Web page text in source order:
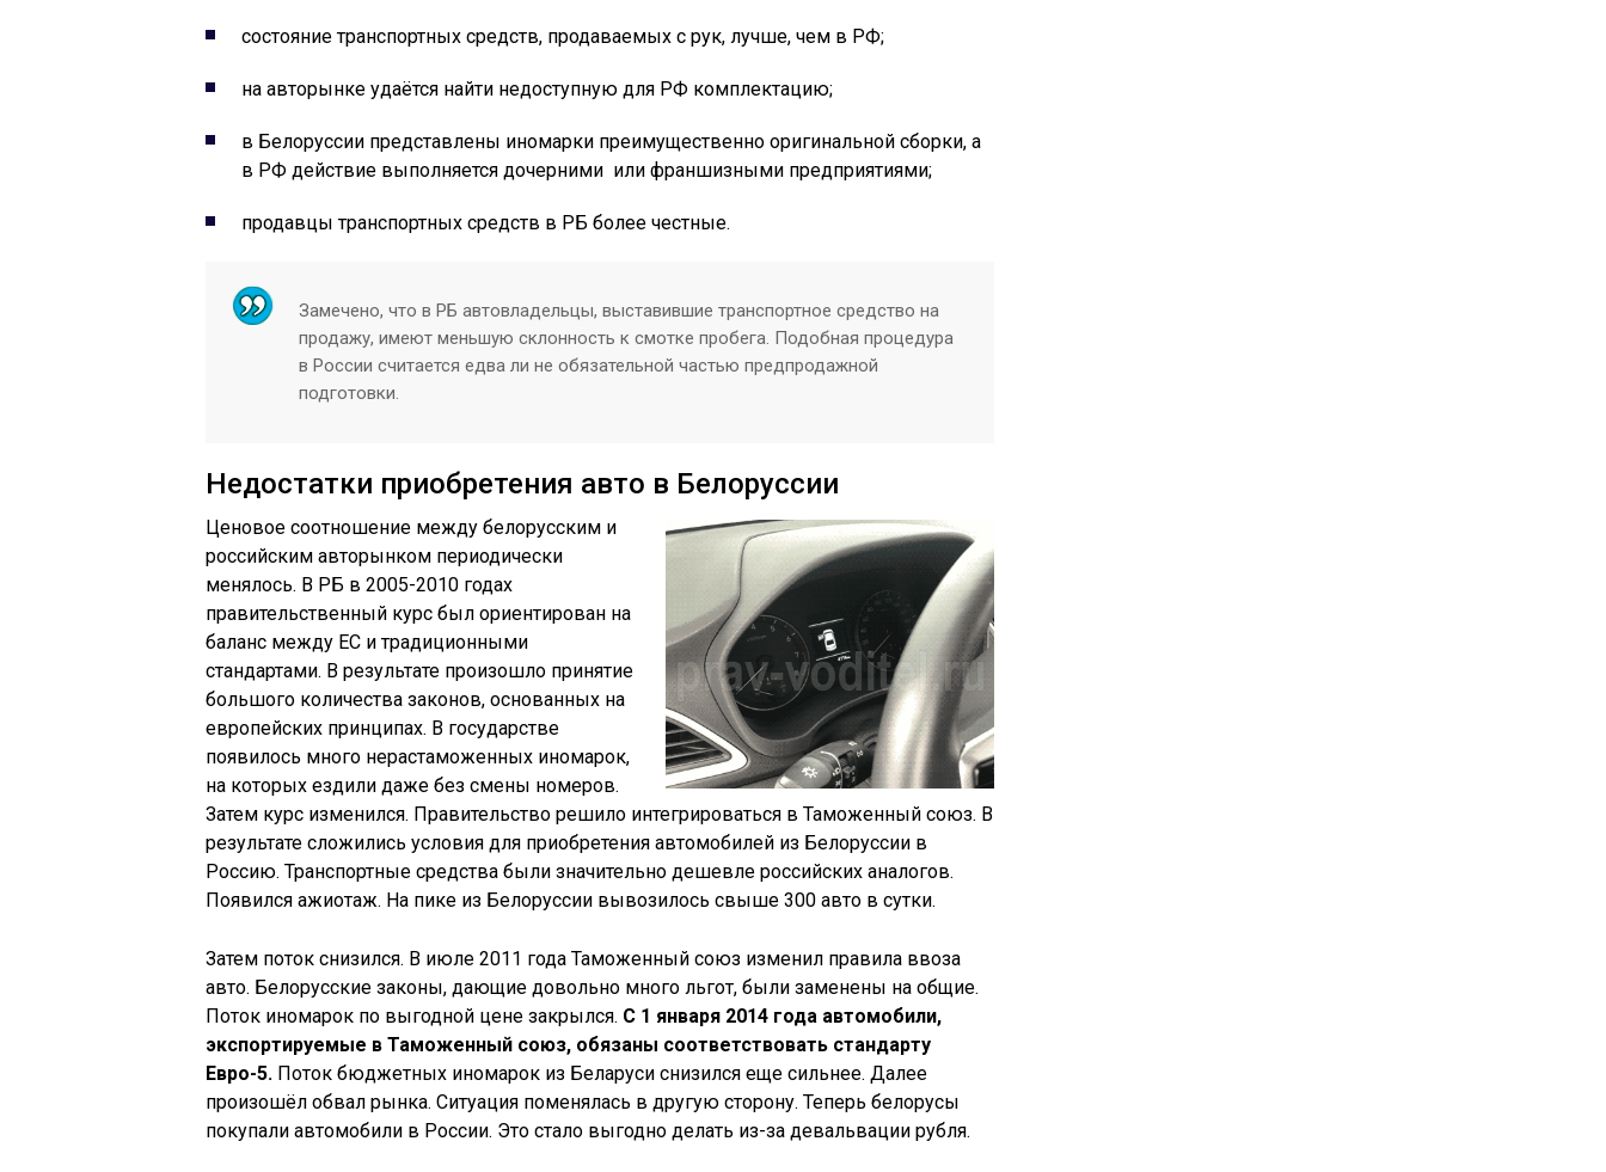
состояние транспортных средств, продаваемых с рук, лучше, чем в РФ;
на авторынке удаётся найти недоступную для РФ комплектацию;
в Белоруссии представлены иномарки преимущественно оригинальной сборки, а
в РФ действие выполняется дочерними или франшизными предприятиями;
продавцы транспортных средств в РБ более честные.
Замечено, что в РБ автовладельцы, выставившие транспортное средство на
продажу, имеют меньшую склонность к смотке пробега. Подобная процедура
в России считается едва ли не обязательной частью предпродажной
подготовки.
Недостатки приобретения авто в Белоруссии
Ценовое соотношение между белорусским и
российским авторынком периодически
менялось. В РБ в 2005-2010 годах
правительственный курс был ориентирован на
баланс между ЕС и традиционными
стандартами. В результате произошло принятие
большого количества законов, основанных на
европейских принципах. В государстве
появилось много нерастаможенных иномарок,
на которых ездили даже без смены номеров.
Затем курс изменился. Правительство решило интегрироваться в Таможенный союз. В
результате сложились условия для приобретения автомобилей из Белоруссии в
Россию. Транспортные средства были значительно дешевле российских аналогов.
Появился ажиотаж. На пике из Белоруссии вывозилось свыше 300 авто в сутки.
Затем поток снизился. В июле 2011 года Таможенный союз изменил правила ввоза
авто. Белорусские законы, дающие довольно много льгот, были заменены на общие.
Поток иномарок по выгодной цене закрылся. С 1 января 2014 года автомобили,
экспортируемые в Таможенный союз, обязаны соответствовать стандарту
Евро-5. Поток бюджетных иномарок из Беларуси снизился еще сильнее. Далее
произошёл обвал рынка. Ситуация поменялась в другую сторону. Теперь белорусы
покупали автомобили в России. Это стало выгодно делать из-за девальвации рубля.